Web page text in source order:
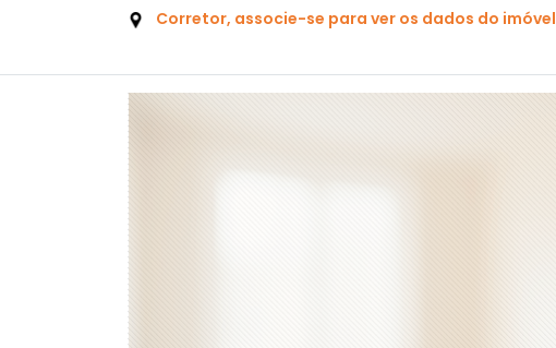
Corretor, associe-se para ver os dados do imóvel